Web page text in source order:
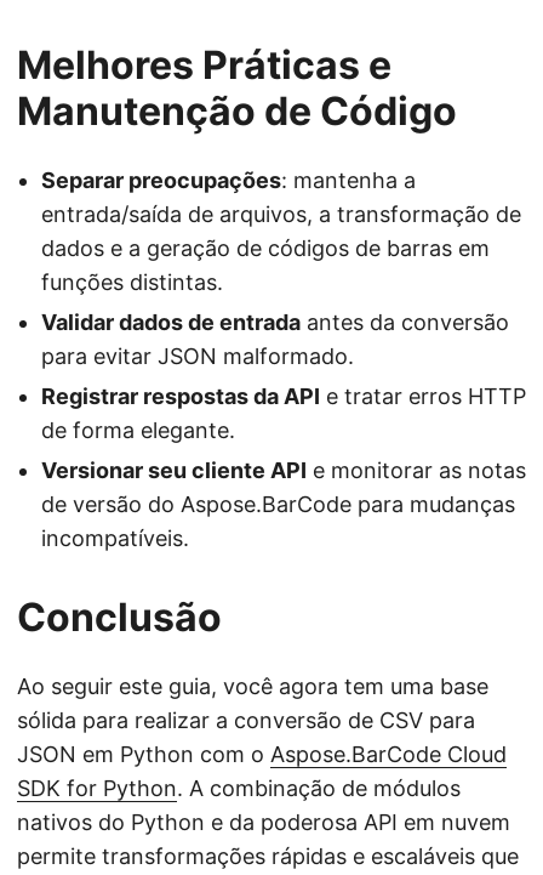
Melhores Práticas e
Manutenção de Código
Separar preocupações: mantenha a
entrada/saída de arquivos, a transformação de
dados e a geração de códigos de barras em
funções distintas.
Validar dados de entrada antes da conversão
para evitar JSON malformado.
Registrar respostas da API e tratar erros HTTP
de forma elegante.
Versionar seu cliente API e monitorar as notas
de versão do Aspose.BarCode para mudanças
incompatíveis.
Conclusão
Ao seguir este guia, você agora tem uma base
sólida para realizar a conversão de CSV para
JSON em Python com o Aspose.BarCode Cloud
SDK for Python. A combinação de módulos
nativos do Python e da poderosa API em nuvem
permite transformações rápidas e escaláveis que